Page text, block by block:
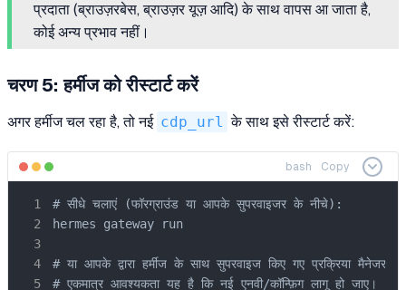
प्रदाता (ब्राउज़रबेस, ब्राउज़र यूज़ आदि) के साथ वापस आ जाता है,
कोई अन्य प्रभाव नहीं।
चरण 5: हर्मीज को रीस्टार्ट करें
अगर हर्मीज चल रहा है, तो नई cdp_url के साथ इसे रीस्टार्ट करें:
bash Copy
# सीधे चलाएं (फॉरग्राउंड या आपके सुपरवाइजर के नीचे):
hermes gateway run
# या आपके द्वारा हर्मीज के साथ सुपरवाइज किए गए प्रक्रिया मैनेजर के
# एकमात्र आवश्यकता यह है कि नई एनवी/कॉन्फ़िग लागू हो जाए।